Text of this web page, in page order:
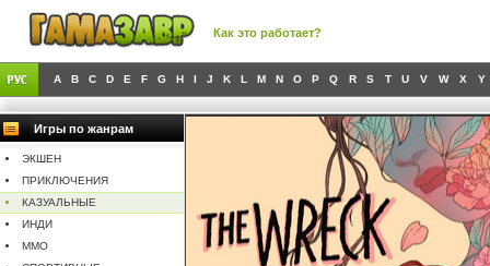
Как это работает?
A B C D E F G H I J K L M N O P Q R S T U V W X Y
Игры по жанрам
ЭКШЕН
ПРИКЛЮЧЕНИЯ
КАЗУАЛЬНЫЕ
ИНДИ
MMO